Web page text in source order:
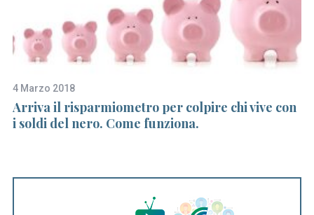
4 Marzo 2018
Arriva il risparmiometro per colpire chi vive con
i soldi del nero. Come funziona.